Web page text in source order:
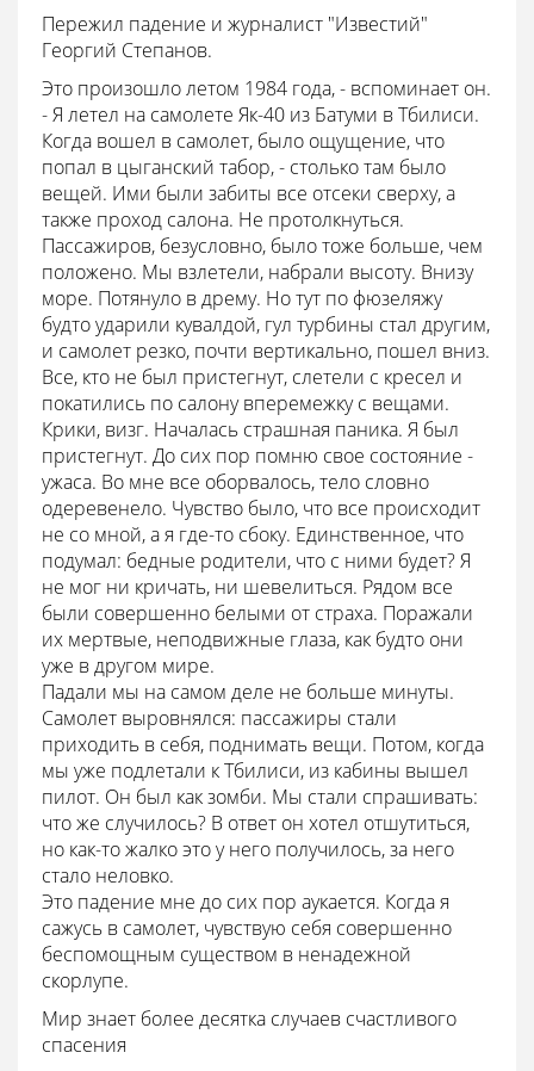
Пережил падение и журналист "Известий"
Георгий Степанов.
Это произошло летом 1984 года, - вспоминает он.
- Я летел на самолете Як-40 из Батуми в Тбилиси.
Когда вошел в самолет, было ощущение, что
попал в цыганский табор, - столько там было
вещей. Ими были забиты все отсеки сверху, а
также проход салона. Не протолкнуться.
Пассажиров, безусловно, было тоже больше, чем
положено. Мы взлетели, набрали высоту. Внизу
море. Потянуло в дрему. Но тут по фюзеляжу
будто ударили кувалдой, гул турбины стал другим,
и самолет резко, почти вертикально, пошел вниз.
Все, кто не был пристегнут, слетели с кресел и
покатились по салону вперемежку с вещами.
Крики, визг. Началась страшная паника. Я был
пристегнут. До сих пор помню свое состояние -
ужаса. Во мне все оборвалось, тело словно
одеревенело. Чувство было, что все происходит
не со мной, а я где-то сбоку. Единственное, что
подумал: бедные родители, что с ними будет? Я
не мог ни кричать, ни шевелиться. Рядом все
были совершенно белыми от страха. Поражали
их мертвые, неподвижные глаза, как будто они
уже в другом мире.
Падали мы на самом деле не больше минуты.
Самолет выровнялся: пассажиры стали
приходить в себя, поднимать вещи. Потом, когда
мы уже подлетали к Тбилиси, из кабины вышел
пилот. Он был как зомби. Мы стали спрашивать:
что же случилось? В ответ он хотел отшутиться,
но как-то жалко это у него получилось, за него
стало неловко.
Это падение мне до сих пор аукается. Когда я
сажусь в самолет, чувствую себя совершенно
беспомощным существом в ненадежной
скорлупе.
Мир знает более десятка случаев счастливого
спасения